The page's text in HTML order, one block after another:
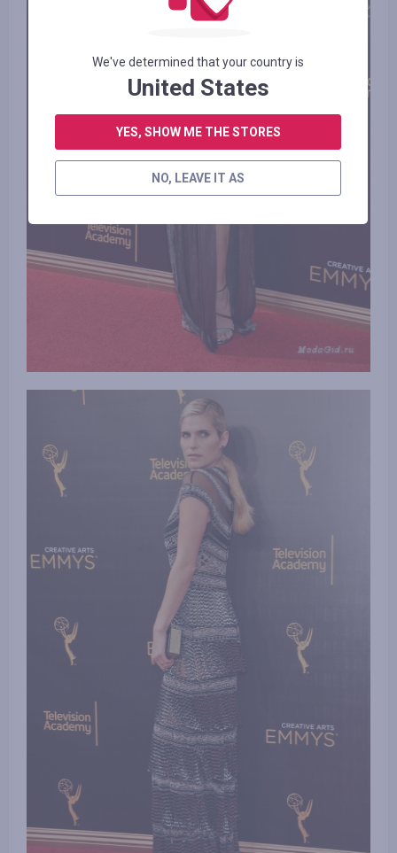
We've determined that your country is
United States
YES, SHOW ME THE STORES
NO, LEAVE IT AS